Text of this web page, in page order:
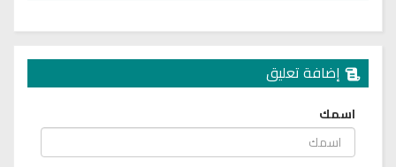
إضافة تعليق
اسمك